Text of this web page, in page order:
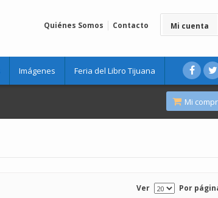
Mi cuenta
Quiénes Somos Contacto
Imágenes Feria del Libro Tijuana
Mi
Ver Por